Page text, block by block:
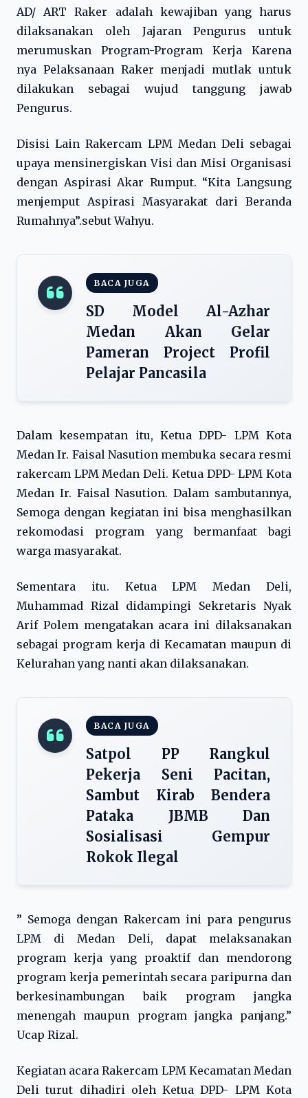
AD/ ART Raker adalah kewajiban yang harus
dilaksanakan oleh Jajaran Pengurus untuk
merumuskan Program-Program Kerja Karena
nya Pelaksanaan Raker menjadi mutlak untuk
dilakukan sebagai wujud tanggung jawab
Pengurus.
Disisi Lain Rakercam LPM Medan Deli sebagai
upaya mensinergiskan Visi dan Misi Organisasi
dengan Aspirasi Akar Rumput. “Kita Langsung
menjemput Aspirasi Masyarakat dari Beranda
Rumahnya”.sebut Wahyu.
BACA JUGA
SD Model Al-Azhar
Medan Akan Gelar
Pameran Project Profil
Pelajar Pancasila
Dalam kesempatan itu, Ketua DPD- LPM Kota
Medan Ir. Faisal Nasution membuka secara resmi
rakercam LPM Medan Deli. Ketua DPD- LPM Kota
Medan Ir. Faisal Nasution. Dalam sambutannya,
Semoga dengan kegiatan ini bisa menghasilkan
rekomodasi program yang bermanfaat bagi
warga masyarakat.
Sementara itu. Ketua LPM Medan Deli,
Muhammad Rizal didampingi Sekretaris Nyak
Arif Polem mengatakan acara ini dilaksanakan
sebagai program kerja di Kecamatan maupun di
Kelurahan yang nanti akan dilaksanakan.
BACA JUGA
Satpol PP Rangkul
Pekerja Seni Pacitan,
Sambut Kirab Bendera
Pataka JBMB Dan
Sosialisasi Gempur
Rokok Ilegal
” Semoga dengan Rakercam ini para pengurus
LPM di Medan Deli, dapat melaksanakan
program kerja yang proaktif dan mendorong
program kerja pemerintah secara paripurna dan
berkesinambungan baik program jangka
menengah maupun program jangka panjang.”
Ucap Rizal.
Kegiatan acara Rakercam LPM Kecamatan Medan
Deli turut dihadiri oleh Ketua DPD- LPM Kota